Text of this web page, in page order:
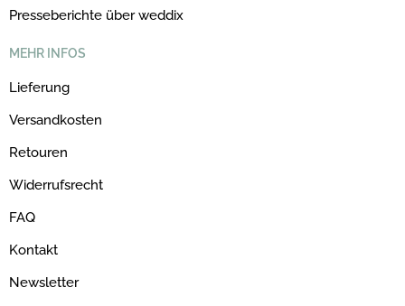
Presseberichte über weddix
MEHR INFOS
Lieferung
Versandkosten
Retouren
Widerrufsrecht
FAQ
Kontakt
Newsletter